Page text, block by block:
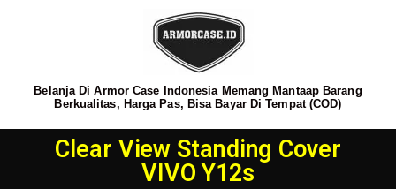
Belanja Di Armor Case Indonesia Memang Mantaap Barang
Berkualitas, Harga Pas, Bisa Bayar Di Tempat (COD)
Clear View Standing Cover
VIVO Y12s